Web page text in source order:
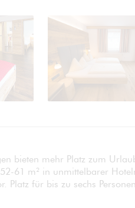
bieten mehr Platz zum
61 m² in unmittelbarer
Platz für bis zu sechs